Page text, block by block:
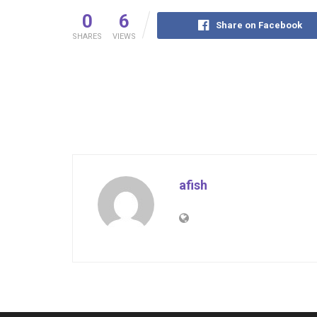
0
SHARES
6
VIEWS
Share on Facebook
afish